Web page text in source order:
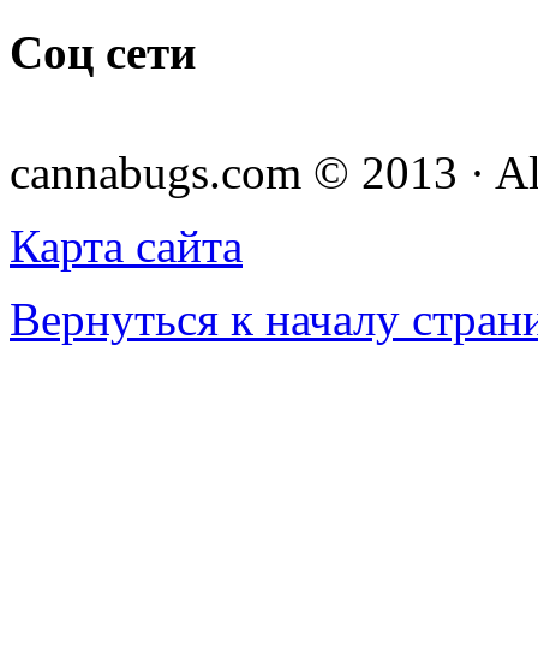
Соц сети
cannabugs.com © 2013 ·
Карта сайта
Вернуться к началу